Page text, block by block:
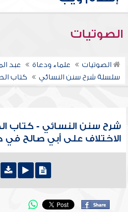
الصوتيات
الصوتيات علماء ودعاة
عبد
سلسلة شرح سنن النسائي
كتاب
شرح سنن النسائي - كتاب
الاختلاف على أبي صالح